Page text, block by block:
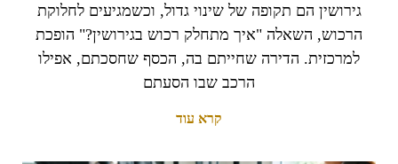
גירושין הם תקופה של שינוי גדול, וכשמגיעים לחלוקת
הרכוש, השאלה "איך מתחלק רכוש בגירושין?" הופכת
למרכזית. הדירה שחייתם בה, הכסף שחסכתם, אפילו
הרכב שבו הסעתם
קרא עוד